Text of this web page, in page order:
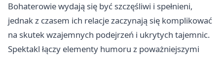
Bohaterowie wydają się być szczęśliwi i spełnieni,
jednak z czasem ich relacje zaczynają się komplikować
na skutek wzajemnych podejrzeń i ukrytych tajemnic.
Spektakl łączy elementy humoru z poważniejszymi